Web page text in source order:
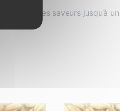
et les saveurs jusqu’à